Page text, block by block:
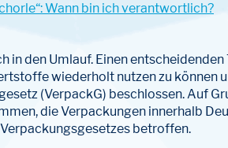
Wann bin ich verantwortlich?
den Umlauf. Einen
wiederholt nutzen zu können
(VerpackG) beschlossen. Auf
die Verpackungen innerhalb
betroffen.